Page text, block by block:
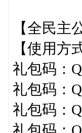
【全民主
【使用方
礼包码：
礼包码：
礼包码：